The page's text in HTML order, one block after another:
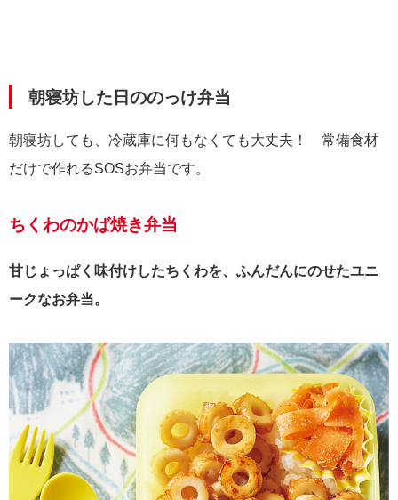
朝寝坊した日ののっけ弁当
朝寝坊しても、冷蔵庫に何もなくても大丈夫！ 常備食材
だけで作れるSOSお弁当です。
ちくわのかば焼き弁当
甘じょっぱく味付けしたちくわを、ふんだんにのせたユニ
ークなお弁当。